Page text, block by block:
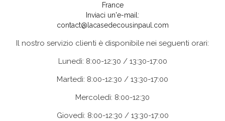
France
Inviaci un'e-mail:
contact@lacasedecousinpaul.com
Il nostro servizio clienti è disponibile nei seguenti orari:
Lunedì: 8:00-12:30 / 13:30-17:00
Martedì: 8:00-12:30 / 13:30-17:00
Mercoledì: 8:00-12:30
Giovedì: 8:00-12:30 / 13:30-17:00